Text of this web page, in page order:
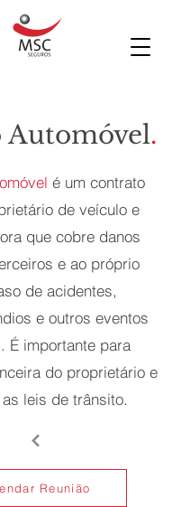
Automóvel.
é um contrato
de veículo e
que cobre danos
e ao próprio
de acidentes,
e outros eventos
É importante para
do proprietário e
leis de trânsito.
Reunião